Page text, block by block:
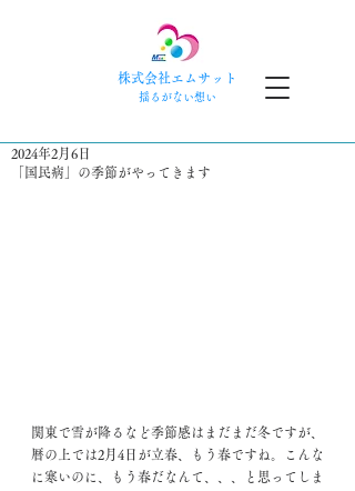
株式会社エムサット
​揺るがない想い
「国民病」の季節がやってきます
2024年2月6日
関東で雪が降るなど季節感はまだまだ冬ですが、
暦の上では2月4日が立春、もう春ですね。こんな
に寒いのに、もう春だなんて、、、と思ってしま